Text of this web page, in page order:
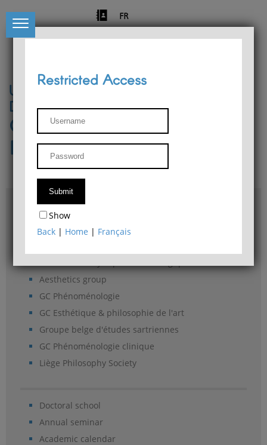
FR
University of Liège
Départment of Philosophy
Center for Phenomenological
Research
Access & maps
Philosophy Department Library
Aesthetics group
GC Phénoménologie
GC Esthétique & philosophie de l'art
Groupe belge d'études sartriennes
GC Phénoménologie clinique
Liège Philosophy Society
Doctoral school
Annual seminar
Academic calendar
Restricted Access
Show
Back | Home | Français